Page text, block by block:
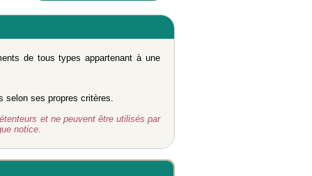
de tous types appartenant à une
selon ses propres critères.
et ne peuvent être utilisés par
notice.